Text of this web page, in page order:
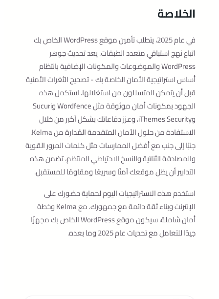
الخلاصة
في عام 2025، يتطلب تأمين موقع WordPress الخاص بك
اتباع نهج استباقي متعدد الطبقات. يعد تحديث جوهر
WordPress والموضوعات والمكونات الإضافية بانتظام
أساس استراتيجية الأمان الخاصة بك - تصحيح الثغرات الأمنية
قبل أن يتمكن المتسللون من استغلالها. استكمل هذه
الجهود بمكونات أمان موثوقة مثل Wordfence وSucuri
وiThemes Security، وعزز دفاعاتك بشكل أكبر من خلال
الاستفادة من حلول الأمان المتقدمة المُدارة من Kelma.
جنبًا إلى جنب مع أفضل الممارسات مثل كلمات المرور القوية
والمصادقة الثنائية والنسخ الاحتياطي المنتظم، تضمن هذه
التدابير أن يظل موقعك آمنًا وسريعًا ومقاومًا للمستقبل.
استخدم هذه الاستراتيجيات اليوم لحماية حضورك على
الإنترنت وبناء ثقة دائمة مع جمهورك. مع Kelma وخطة
أمان شاملة، سيكون موقع WordPress الخاص بك مجهزًا
جيدًا للتعامل مع تحديات عام 2025 وما بعده.